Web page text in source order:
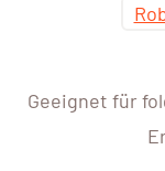
Geeignet für